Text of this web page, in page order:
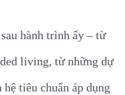
hành trình ấy – từ
living, từ những dự
tiêu chuẩn áp dụng